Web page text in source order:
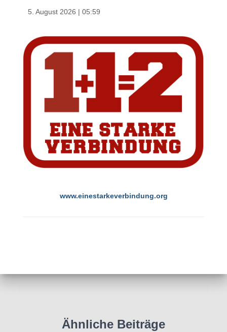
5. August 2026 | 05:59
www.einestarkeverbindung.org
Ähnliche Beiträge